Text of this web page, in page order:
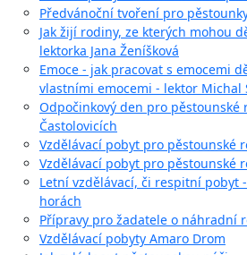
Předvánoční tvoření pro pěstounky
Jak žijí rodiny, ze kterých mohou
lektorka Jana Ženíšková
Emoce - jak pracovat s emocemi
vlastními emocemi - lektor Michal
Odpočinkový den pro pěstounské
Častolovicích
Vzdělávací pobyt pro pěstounské
Vzdělávací pobyt pro pěstounské
Letní vzdělávací, či respitní pobyt
horách
Přípravy pro žadatele o náhradní
Vzdělávací pobyty Amaro Drom